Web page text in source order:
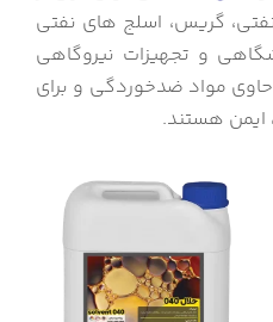
گریس، اسلج های نفتی
و تجهیزات نیروگاهی
مواد ضدخوردگی و برای
ایمن هستند.